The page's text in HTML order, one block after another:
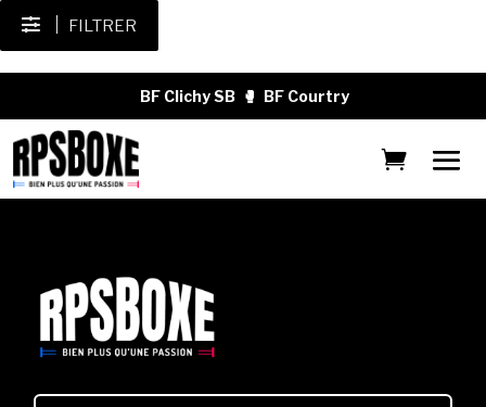
FILTRER
BF Clichy SB 🥊 BF Courtry